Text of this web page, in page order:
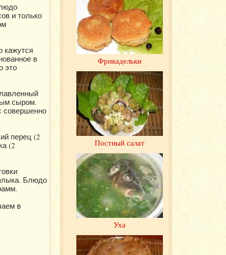
и только
кажутся
в
это
сыром.
совершенно
перец (2
(2
Блюдо
в
Фрикадельки
Постный салат
Уха